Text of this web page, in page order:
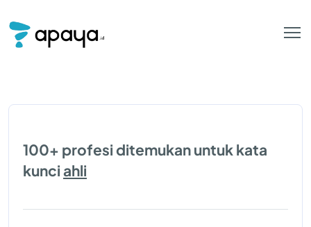
100+ profesi ditemukan untuk kata
kunci ahli